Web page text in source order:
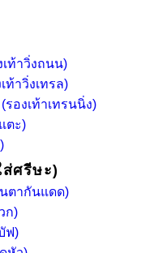
เท้าวิ่งถนน)
ท้าวิ่งเทรล)
รองเท้าเทรนนิ่ง)
ตะ)
ส่ศรีษะ)
ตากันแดด)
ก)
ฟ)